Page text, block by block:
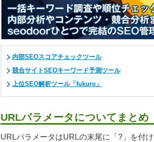
内部SEOスコアチェックツール
競合サイトSEOキーワード予測ツール
上位SEO解析ツール「fukuro」
URLパラメータについてまとめ
URLパラメータはURLの末尾に「?」を付